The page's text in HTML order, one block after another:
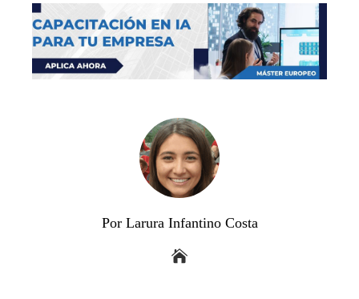
Por Larura Infantino Costa